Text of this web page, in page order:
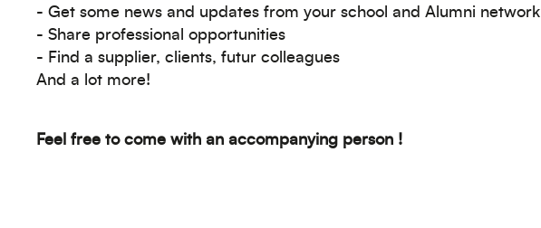
- Get some news and updates from your school and Alumni network
- Share professional opportunities
- Find a supplier, clients, futur colleagues
And a lot more!
Feel free to come with an accompanying person !